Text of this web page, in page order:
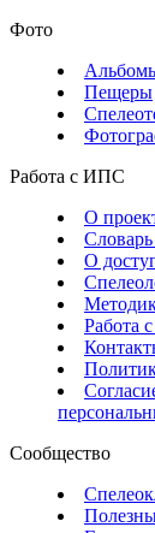
Фото
Пещеры
Работа с ИПС
О
О
Работа
Сообщество